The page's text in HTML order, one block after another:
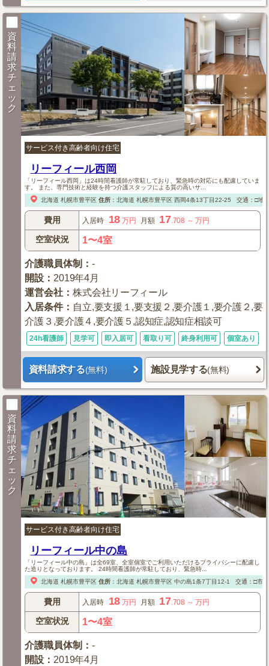
資
料
請
求
チ
ェ
ッ
ク
サービス付き高齢者向け住宅
リーフィール西岡
「リーフィール西岡」は24時間看護師が常駐しており、緊急時の対応にも配慮していま
す。 また、専門技術と経験を持つ介護スタッフによる質の高いサ...
北海道 札幌市豊平区 住所： 北海道 札幌市豊平区西岡4条13丁目22-25 交通：□地
費用 入居時 18 万円 月額 17.708 ～万円
空室状況 1〜4室
介護職員体制 ：-
開設 ： 2019年4月
運営会社 ：株式会社リーフィール
入居条件： 自立,要支援１,要支援２,要介護１,要介護２,要
介護３,要介護４,要介護５,認知症,認知症相談可
24h看護師 見学可 即入居可 看取り可 終身利用可 個室あり
資料請求する(無料) 施設見学する(無料)
資
料
請
求
チ
ェ
ッ
ク
サービス付き高齢者向け住宅
リーフィール中の島
「リーフィール中の島」は全69室、全室個室でご利用いただけるプライバシーに配慮し
た造りとなっております。 24時間看護師が常駐しており、緊急時...
北海道 札幌市豊平区 住所： 北海道 札幌市豊平区中の島1条7丁目12-1 交通：□市
費用 入居時 18 万円 月額 17.708 ～万円
空室状況 1〜4室
介護職員体制 ：-
開設 ： 2019年4月